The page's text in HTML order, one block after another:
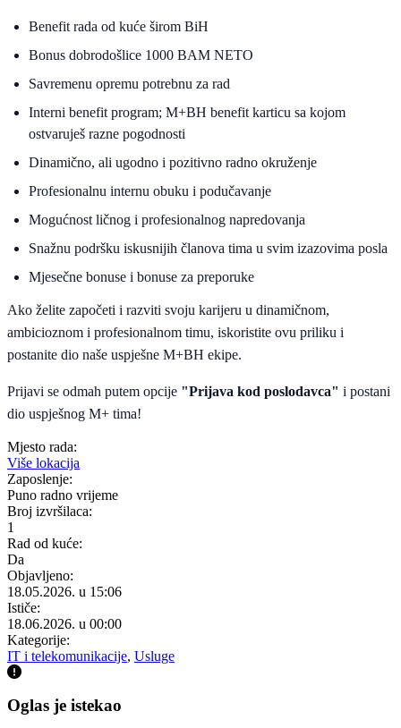
Benefit rada od kuće širom BiH
Bonus dobrodošlice 1000 BAM NETO
Savremenu opremu potrebnu za rad
Interni benefit program; M+BH benefit karticu sa kojom
ostvaruješ razne pogodnosti
Dinamično, ali ugodno i pozitivno radno okruženje
Profesionalnu internu obuku i podučavanje
Mogućnost ličnog i profesionalnog napredovanja
Snažnu podršku iskusnijih članova tima u svim izazovima posla
Mjesečne bonuse i bonuse za preporuke
Ako želite započeti i razviti svoju karijeru u dinamičnom,
ambicioznom i profesionalnom timu, iskoristite ovu priliku i
postanite dio naše uspješne M+BH ekipe.
Prijavi se odmah putem opcije "Prijava kod poslodavca" i postani
dio uspješnog M+ tima!
Mjesto rada:
Više lokacija
Zaposlenje:
Puno radno vrijeme
Broj izvršilaca:
1
Rad od kuće:
Da
Objavljeno:
18.05.2026. u 15:06
Ističe:
18.06.2026. u 00:00
Kategorije:
IT i telekomunikacije, Usluge
Oglas je istekao